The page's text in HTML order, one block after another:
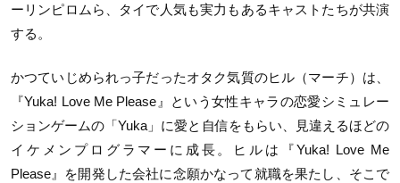
ーリンピロムら、タイで人気も実力もあるキャストたちが共演
する。
かつていじめられっ子だったオタク気質のヒル（マーチ）は、
『Yuka! Love Me Please』という女性キャラの恋愛シミュレー
ションゲームの「Yuka」に愛と自信をもらい、見違えるほどの
イケメンプログラマーに成長。ヒルは『Yuka! Love Me
Please』を開発した会社に念願かなって就職を果たし、そこで